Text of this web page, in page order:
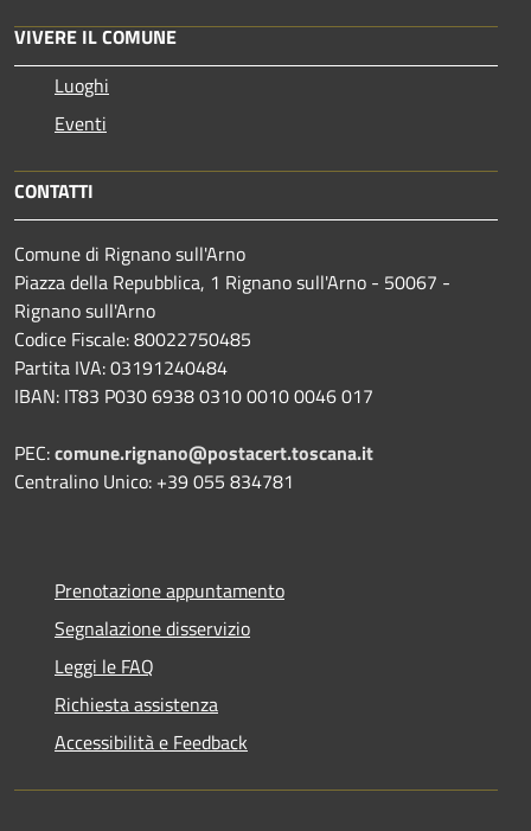
VIVERE IL COMUNE
Luoghi
Eventi
CONTATTI
Comune di Rignano sull'Arno
Piazza della Repubblica, 1 Rignano sull'Arno - 50067 -
Rignano sull'Arno
Codice Fiscale: 80022750485
Partita IVA: 03191240484
IBAN: IT83 P030 6938 0310 0010 0046 017
PEC:comune.rignano@postacert.toscana.it
Centralino Unico: +39 055 834781
Prenotazione appuntamento
Segnalazione disservizio
Leggi le FAQ
Richiesta assistenza
Accessibilità e Feedback